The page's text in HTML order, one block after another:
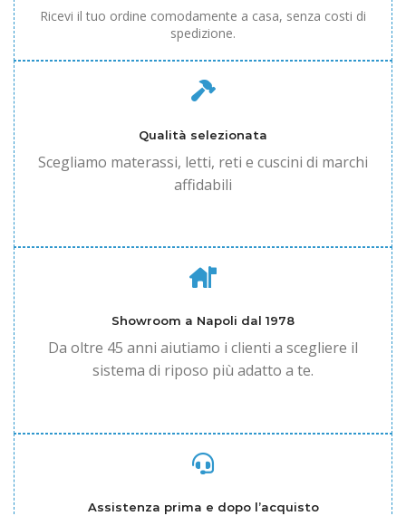
Ricevi il tuo ordine comodamente a casa, senza costi di
spedizione.
Qualità selezionata
Scegliamo materassi, letti, reti e cuscini di marchi
affidabili
Showroom a Napoli dal 1978
Da oltre 45 anni aiutiamo i clienti a scegliere il
sistema di riposo più adatto a te.
Assistenza prima e dopo l’acquisto